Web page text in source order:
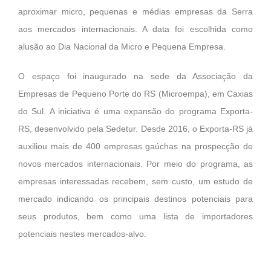
aproximar micro, pequenas e médias empresas da Serra
aos mercados internacionais. A data foi escolhida como
alusão ao Dia Nacional da Micro e Pequena Empresa.
O espaço foi inaugurado na sede da Associação da
Empresas de Pequeno Porte do RS (Microempa), em Caxias
do Sul. A iniciativa é uma expansão do programa Exporta-
RS, desenvolvido pela Sedetur. Desde 2016, o Exporta-RS já
auxiliou mais de 400 empresas gaúchas na prospecção de
novos mercados internacionais. Por meio do programa, as
empresas interessadas recebem, sem custo, um estudo de
mercado indicando os principais destinos potenciais para
seus produtos, bem como uma lista de importadores
potenciais nestes mercados-alvo.